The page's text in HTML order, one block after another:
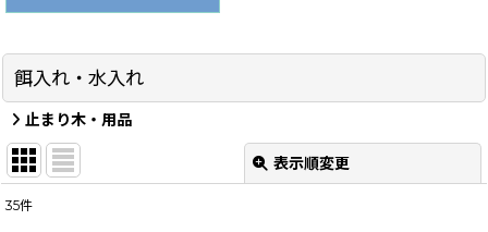
餌入れ・水入れ
止まり木・用品
表示順変更
35件